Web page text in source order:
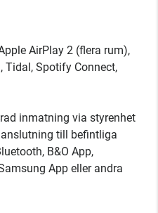
AirPlay 2 (flera rum),
Tidal, Spotify Connect,
inmatning via styrenhet
till befintliga
B&O App,
App eller andra